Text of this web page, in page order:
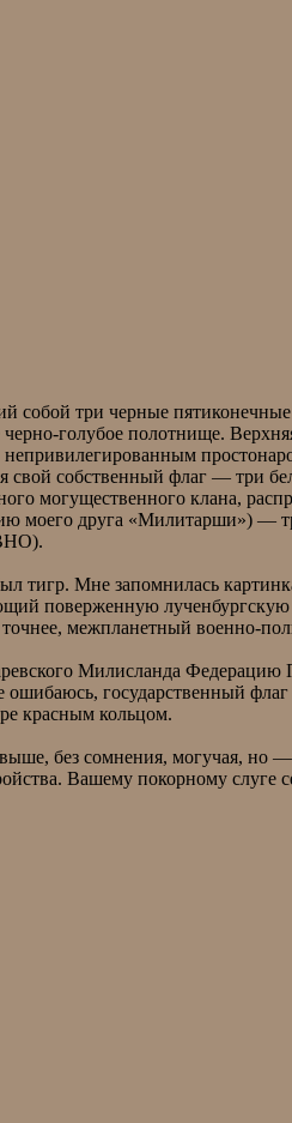
три черные
голубое полотнище.
собственный флаг — три
могущественного клана,
моего друга «Милитарши») —
тигр. Мне запомнилась
поверженную
межпланетный военно-
Милисланда
государственный
красным кольцом.
без сомнения, могучая, но
Вашему покорному